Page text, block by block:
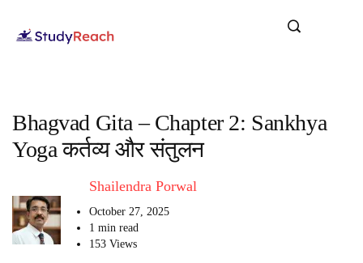
Bhagvad Gita – Chapter 2: Sankhya
Yoga कर्तव्य और संतुलन
Shailendra Porwal
October 27, 2025
1 min read
153 Views